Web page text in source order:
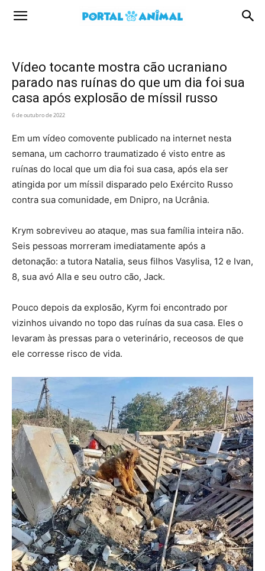
Portal
Vídeo tocante mostra cão ucraniano
parado nas ruínas do que um dia foi sua
casa após explosão de míssil russo
6 de outubro de 2022
Em um vídeo comovente publicado na internet nesta
semana, um cachorro traumatizado é visto entre as
ruínas do local que um dia foi sua casa, após ela ser
atingida por um míssil disparado pelo Exército Russo
contra sua comunidade, em Dnipro, na Ucrânia.
Krym sobreviveu ao ataque, mas sua família inteira não.
Seis pessoas morreram imediatamente após a
detonação: a tutora Natalia, seus filhos Vasylisa, 12 e Ivan,
8, sua avó Alla e seu outro cão, Jack.
Pouco depois da explosão, Kyrm foi encontrado por
vizinhos uivando no topo das ruínas da sua casa. Eles o
levaram às pressas para o veterinário, receosos de que
ele corresse risco de vida.